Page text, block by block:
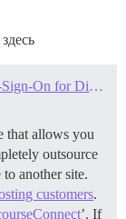
Setup DiscourseConnect - Official Single-Sign-On for Discourse (sso)
that allows you
outsource
another site.
customers.
’. If